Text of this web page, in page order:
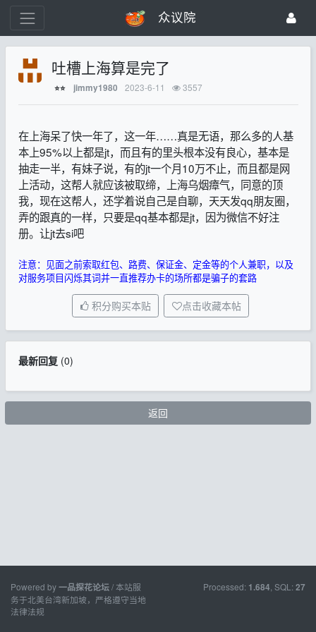
众议院
吐槽上海算是完了
⭐⭐ jimmy1980 2023-6-11 3557
在上海呆了快一年了，这一年……真是无语，那么多的人基
本上95%以上都是jt，而且有的里头根本没有良心，基本是
抽走一半，有妹子说，有的jt一个月10万不止，而且都是网
上活动，这帮人就应该被取缔，上海乌烟瘴气，同意的顶
我，现在这帮人，还学着说自己是自聊，天天发qq朋友圈，
弄的跟真的一样，只要是qq基本都是jt，因为微信不好注
册。让jt去si吧
注意：见面之前索取红包、路费、保证金、定金等的个人兼职，以及
对服务项目闪烁其词并一直推荐办卡的场所都是骗子的套路
积分购买本贴 点击收藏本帖
最新回复(0)
返回
Powered by一品探花论坛/ 本站服
务于北美台湾新加坡，严格遵守当地
法律法规
Processed: 1.684 , SQL: 27